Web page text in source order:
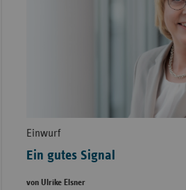
Einwurf
Ein gutes Signal
von Ulrike Elsner